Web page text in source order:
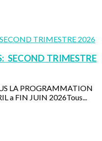
SECOND TRIMESTRE
LA PROGRAMMATION
a FIN JUIN 2026Tous...